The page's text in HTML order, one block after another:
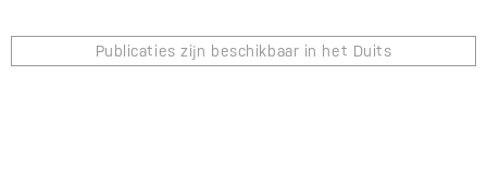
Publicaties zijn beschikbaar in het Duits